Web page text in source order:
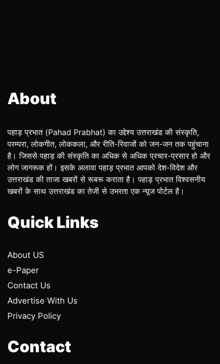
About
पहाड़ प्रभात (Pahad Prabhat) का उद्देश्य उत्तराखंड की संस्कृति,
परम्परा, लोकगीत, लोककला, और रीति-रिवाजों को जन-जन तक पहुंचाना
है। जिससे पहाड़ की संस्कृति का अधिक से अधिक प्रचार-प्रसार हो और
लोग जागरूक हों। इसके अलावा पहाड़ प्रभात आपको देश-विदेश और
उत्तराखंड की ताजा खबरों से रूबरू कराता है। पहाड़ प्रभात विश्वसनीय
खबरों के साथ उत्तराखंड का तेजी से उभरता एक न्यूज पोर्टल है।
Quick Links
About US
e-Paper
Contact Us
Advertise With Us
Privacy Policy
Contact